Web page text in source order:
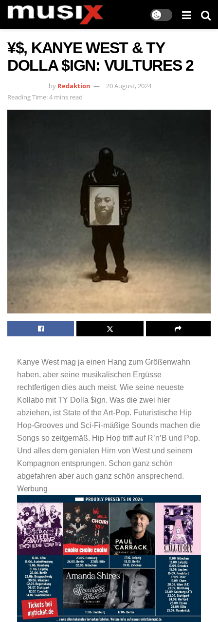
¥$, KANYE WEST & TY
DOLLA $IGN: VULTURES 2
by Redaktion
20 August, 2024
Reading Time: 4 mins read
Kanye West mag ja einen Hang zum Größenwahn
haben, aber seine musikalischen Ergüsse
rechtfertigen dies auch meist. Wie seine neueste
Kollabo mit TY Dolla $ign. Was die zwei hier
abziehen, ist State of the Art-Pop. Futuristische Hip
Hop-Grooves und Sci-Fi-mäßige Sounds machen die
Songs so zeitgemäß. Hip Hop triff auf R’n’B und Pop.
Und alles dem genialen Hirn von West und seinem
Kompagnon entsprungen. Schon ganz schön
abgefahren aber auch ganz schön ansprechend.
Werbung